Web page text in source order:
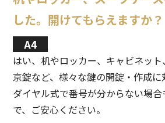
した。開けてもらえますか？
はい、机やロッカー、キャビネッ
京錠など、様々な鍵の開錠・作成に
ダイヤル式で番号が分からない場
で、ご安心ください。